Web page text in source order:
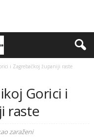
i Zagrebačkoj županiji raste
Gorici i
raste
zaraženi